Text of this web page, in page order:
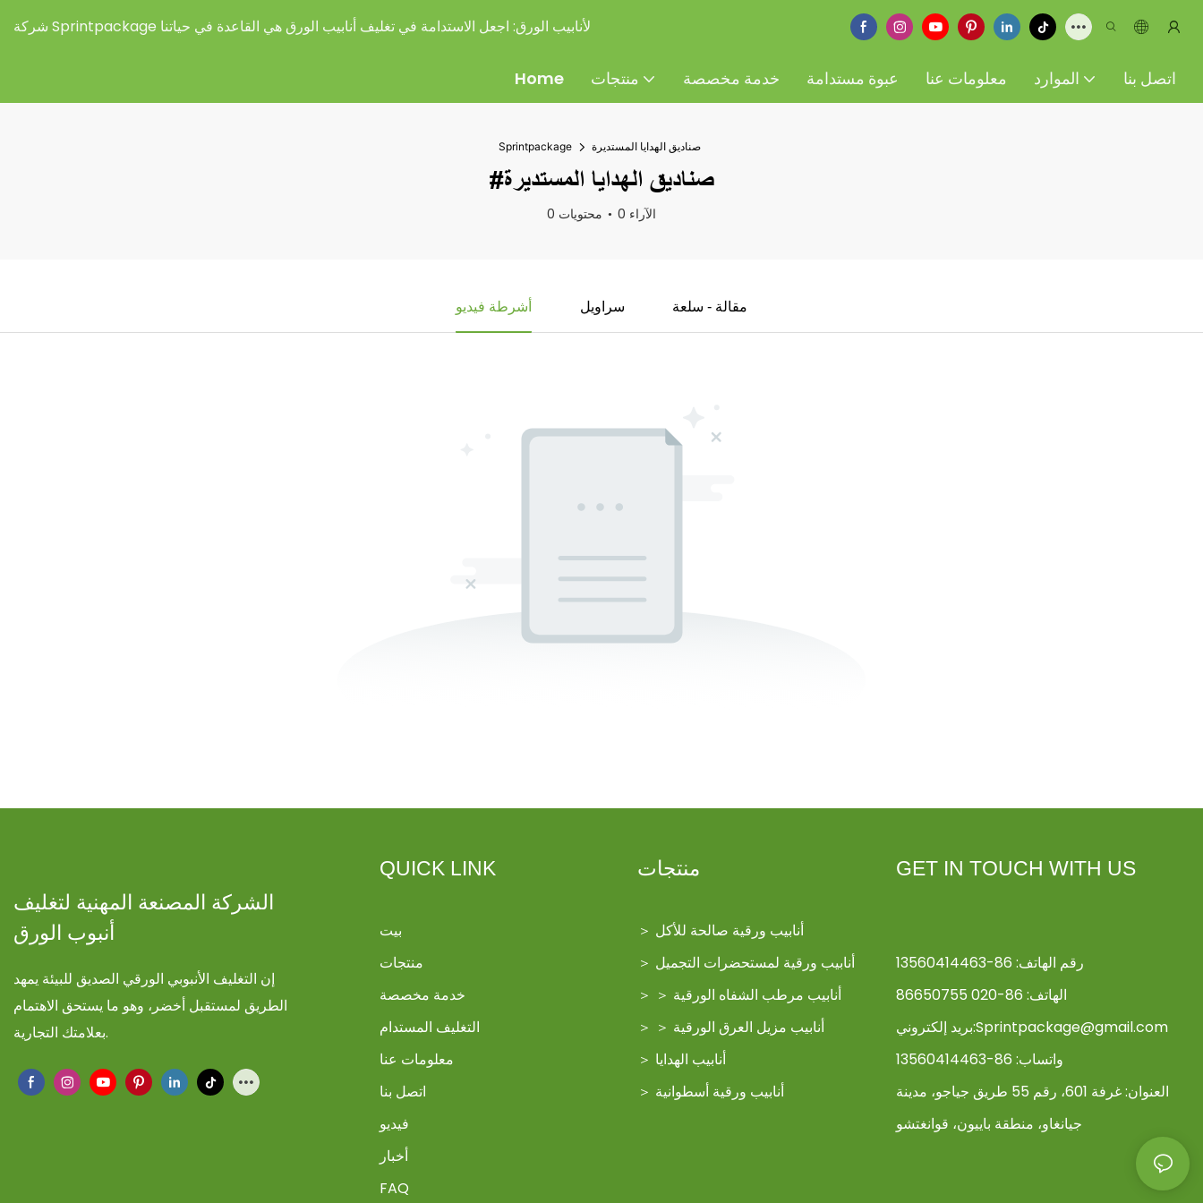
شركة Sprintpackage لأنابيب الورق: اجعل الاستدامة في تغليف أنابيب الورق هي القاعدة في حياتنا
Home منتجات خدمة مخصصة عبوة مستدامة معلومات عنا الموارد اتصل بنا
Sprintpackage صناديق الهدايا المستديرة
#صناديق الهدايا المستديرة
0 محتويات 0 الآراء
أشرطة فيديو سراويل مقالة - سلعة
الشركة المصنعة المهنية لتغليف
أنبوب الورق
إن التغليف الأنبوبي الورقي الصديق للبيئة يمهد
الطريق لمستقبل أخضر، وهو ما يستحق الاهتمام
بعلامتك التجارية.
QUICK LINK
بيت
منتجات
خدمة مخصصة
التغليف المستدام
معلومات عنا
اتصل بنا
فيديو
أخبار
FAQ
منتجات
＞ أنابيب ورقية صالحة للأكل
＞ أنابيب ورقية لمستحضرات التجميل
＞ ＞ أنابيب مرطب الشفاه الورقية
＞ ＞ أنابيب مزيل العرق الورقية
＞ أنابيب الهدايا
＞ أنابيب ورقية أسطوانية
GET IN TOUCH WITH US
رقم الهاتف: 86-13560414463
الهاتف: 86-020 86650755
بريد إلكتروني:Sprintpackage@gmail.com
واتساب: 86-13560414463
العنوان:
غرفة 601، رقم 55 طريق جياجو، مدينة
جيانغاو، منطقة باييون، قوانغتشو